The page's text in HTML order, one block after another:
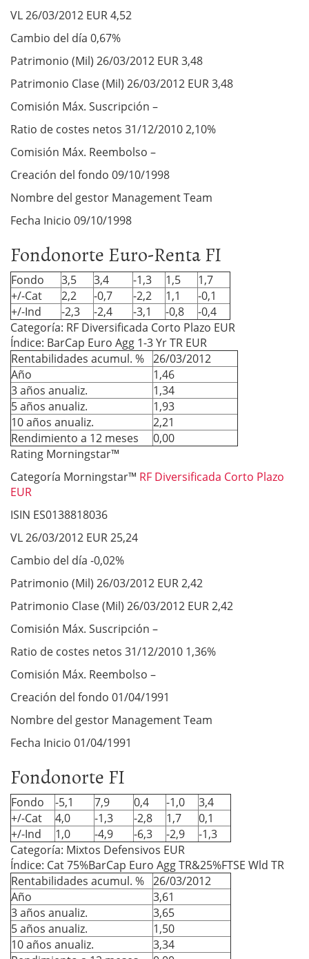
VL 26/03/2012 EUR 4,52
Cambio del día 0,67%
Patrimonio (Mil) 26/03/2012 EUR 3,48
Patrimonio Clase (Mil) 26/03/2012 EUR 3,48
Comisión Máx. Suscripción –
Ratio de costes netos 31/12/2010 2,10%
Comisión Máx. Reembolso –
Creación del fondo 09/10/1998
Nombre del gestor Management Team
Fecha Inicio 09/10/1998
Fondonorte Euro-Renta FI
Fondo 3,5 3,4 -1,3 1,5
1,7
+/-Cat
2,2 -0,7 -2,2 1,1
-0,1
+/-Ind
-2,3 -2,4 -3,1 -0,8
-0,4
Categoría: RF Diversificada Corto Plazo EUR
Índice: BarCap Euro Agg 1-3 Yr TR EUR
Rentabilidades acumul. % 26/03/2012
Año
1,46
3 años anualiz.
1,34
5 años anualiz.
1,93
10 años anualiz.
2,21
Rendimiento a 12 meses
0,00
Rating Morningstar™
Categoría Morningstar™ RF Diversificada Corto Plazo
EUR
ISIN ES0138818036
VL 26/03/2012 EUR 25,24
Cambio del día -0,02%
Patrimonio (Mil) 26/03/2012 EUR 2,42
Patrimonio Clase (Mil) 26/03/2012 EUR 2,42
Comisión Máx. Suscripción –
Ratio de costes netos 31/12/2010 1,36%
Comisión Máx. Reembolso –
Creación del fondo 01/04/1991
Nombre del gestor Management Team
Fecha Inicio 01/04/1991
Fondonorte FI
Fondo -5,1 7,9 0,4 -1,0
3,4
+/-Cat
4,0 -1,3 -2,8 1,7
0,1
+/-Ind
1,0 -4,9 -6,3 -2,9
-1,3
Categoría: Mixtos Defensivos EUR
Índice: Cat 75%BarCap Euro Agg TR&25%FTSE Wld TR
Rentabilidades acumul. % 26/03/2012
Año
3,61
3 años anualiz.
3,65
5 años anualiz.
1,50
10 años anualiz.
3,34